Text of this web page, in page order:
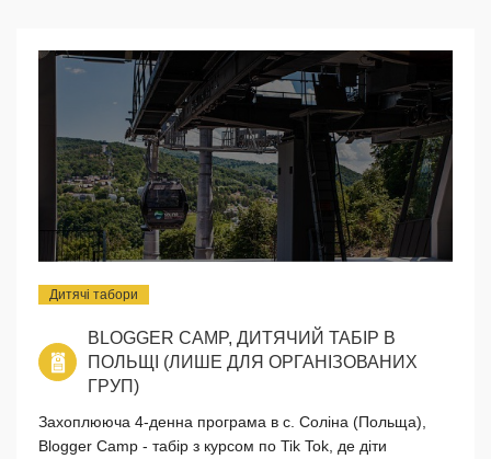
Дитячі табори
BLOGGER CAMP, ДИТЯЧИЙ ТАБІР В
ПОЛЬЩІ (ЛИШЕ ДЛЯ ОРГАНІЗОВАНИХ
ГРУП)
Захоплююча 4-денна програма в с. Соліна (Польща),
Blogger Camp - табір з курсом по Tik Tok, де діти